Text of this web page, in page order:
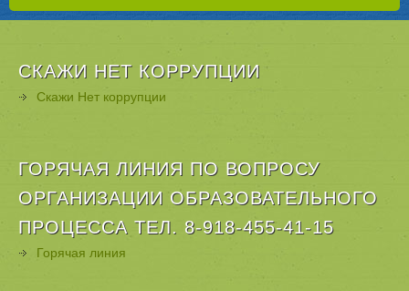
СКАЖИ НЕТ КОРРУПЦИИ
Скажи Нет коррупции
ГОРЯЧАЯ ЛИНИЯ ПО ВОПРОСУ
ОРГАНИЗАЦИИ ОБРАЗОВАТЕЛЬНОГО
ПРОЦЕССА ТЕЛ. 8-918-455-41-15
Горячая линия